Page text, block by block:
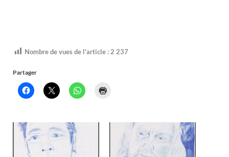
Nombre de vues de l'article : 2 237
Partager